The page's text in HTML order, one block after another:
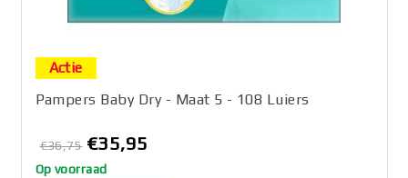
Actie
Pampers Baby Dry - Maat 5 - 108 Luiers
€36,75 €35,95
Op voorraad